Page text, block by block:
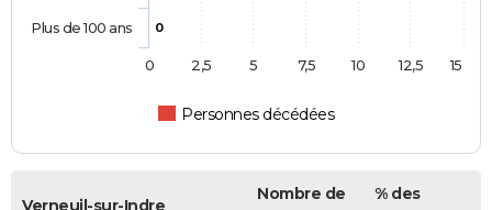
0
Personnes décédées
Plus de 100 ans
0 2,5 5 7,5 10 12,5 15
Verneuil-sur-Indre
Nombre de
% des